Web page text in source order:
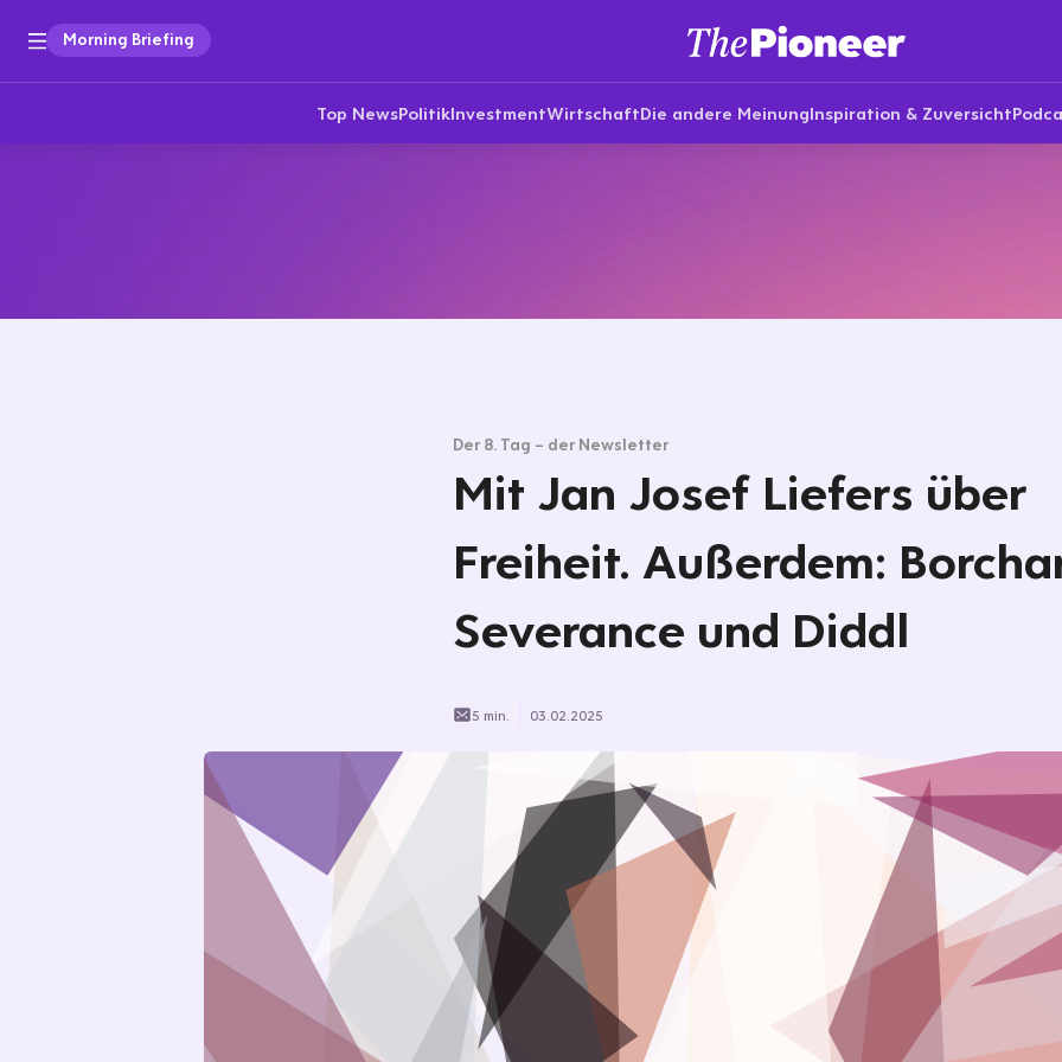
Morning Briefing
Top NewsPolitikInvestmentWirtschaftDie andere MeinungInspiration & Zuversicht
Der 8. Tag – der Newsletter
Mit Jan Josef Liefers über
Freiheit. Außerdem:
Severance und Diddl
5 min. 03.02.2025